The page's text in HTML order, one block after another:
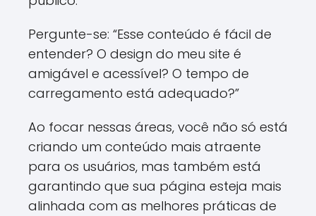
Pergunte-se: “Esse conteúdo é fácil de
entender? O design do meu site é
amigável e acessível? O tempo de
carregamento está adequado?”
Ao focar nessas áreas, você não só está
criando um conteúdo mais atraente
para os usuários, mas também está
garantindo que sua página esteja mais
alinhada com as melhores práticas de